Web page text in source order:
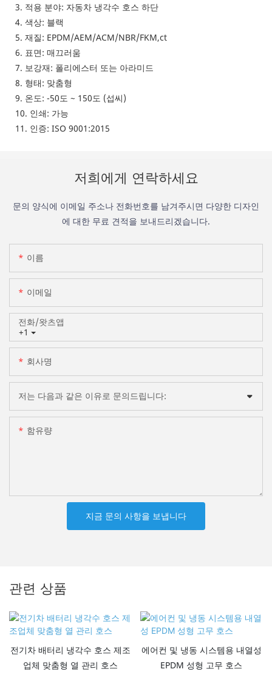
3. 적용 분야: 자동차 냉각수 호스 하단
4. 색상: 블랙
5. 재질: EPDM/AEM/ACM/NBR/FKM,ct
6. 표면: 매끄러움
7. 보강재: 폴리에스터 또는 아라미드
8. 형태: 맞춤형
9. 온도: -50도 ~ 150도 (섭씨)
10. 인쇄: 가능
11. 인증: ISO 9001:2015
저희에게 연락하세요
문의 양식에 이메일 주소나 전화번호를 남겨주시면 다양한 디자인
에 대한 무료 견적을 보내드리겠습니다.
이름
이메일
+1
전화/왓츠앱
회사명
저는 다음과 같은 이유로 문의드립니다:
함유량
지금 문의 사항을 보냅니다
관련 상품
전기차 배터리 냉각수 호스 제조
업체 맞춤형 열 관리 호스
에어컨 및 냉동 시스템용 내열성
EPDM 성형 고무 호스